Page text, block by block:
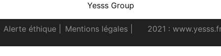
Yesss Group
Alerte éthique Mentions légales 2021 :